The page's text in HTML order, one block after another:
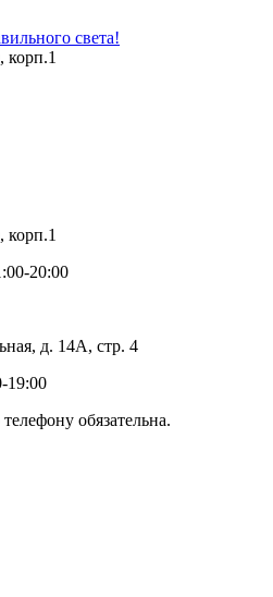
света!
20:00
д. 14А, стр. 4
19:00
обязательна.